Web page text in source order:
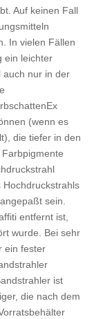
Auf keinen Fall
In vielen Fällen
ein leichter
auch nur in der
(wenn es
die tiefer in den
sein.
entfernt ist,
wurde. Bei sehr
ein fester
ist
die nach dem